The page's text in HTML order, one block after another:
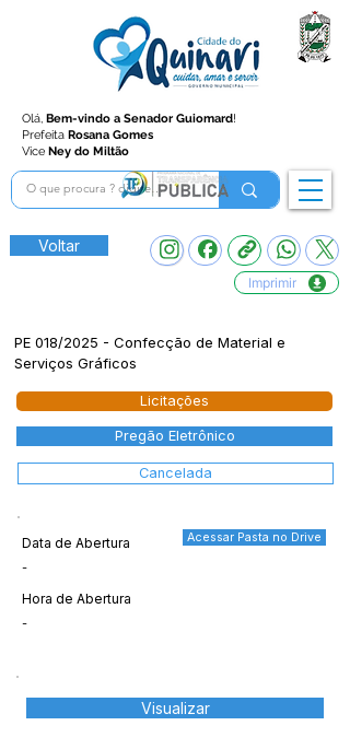
Olá, Bem-vindo a Senador Guiomard!
Prefeita Rosana Gomes
Vice Ney do Miltão
Voltar
Imprimir
PE 018/2025 - Confecção de Material e
Serviços Gráficos
Licitações
Pregão Eletrônico
Cancelada
Data de Abertura Acessar Pasta no Drive
-
Hora de Abertura
-
Visualizar